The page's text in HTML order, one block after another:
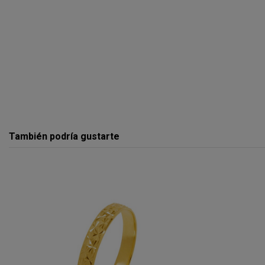
También podría gustarte